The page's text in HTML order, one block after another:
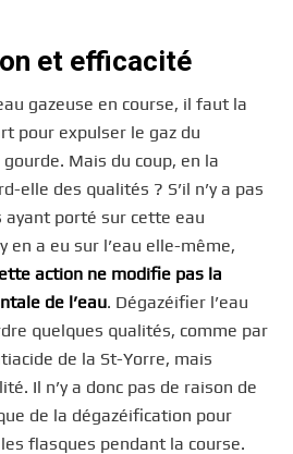
et efficacité
gazeuse en course, il faut la
pour expulser le gaz du
Mais du coup, en la
elle des qualités ? S’il n’y a pas
ayant porté sur cette eau
en a eu sur l’eau elle-même,
action ne modifie pas la
de l’eau. Dégazéifier l’eau
quelques qualités, comme par
de la St-Yorre, mais
Il n’y a donc pas de raison de
de la dégazéification pour
flasques pendant la course.